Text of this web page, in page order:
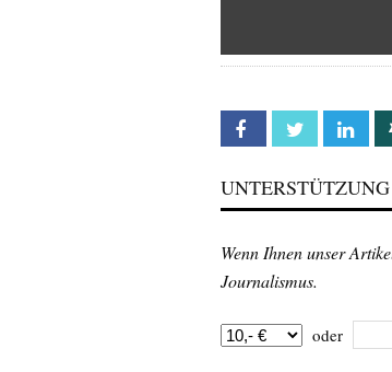
Facebook Twitter
UNTERSTÜTZUNG
Wenn Ihnen unser
Journalismus.
oder